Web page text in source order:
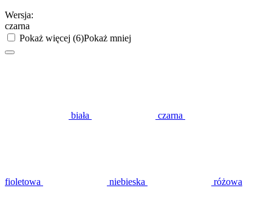
Wersja:
czarna
Pokaż więcej (6)Pokaż mniej
biała czarna
fioletowa niebieska różowa